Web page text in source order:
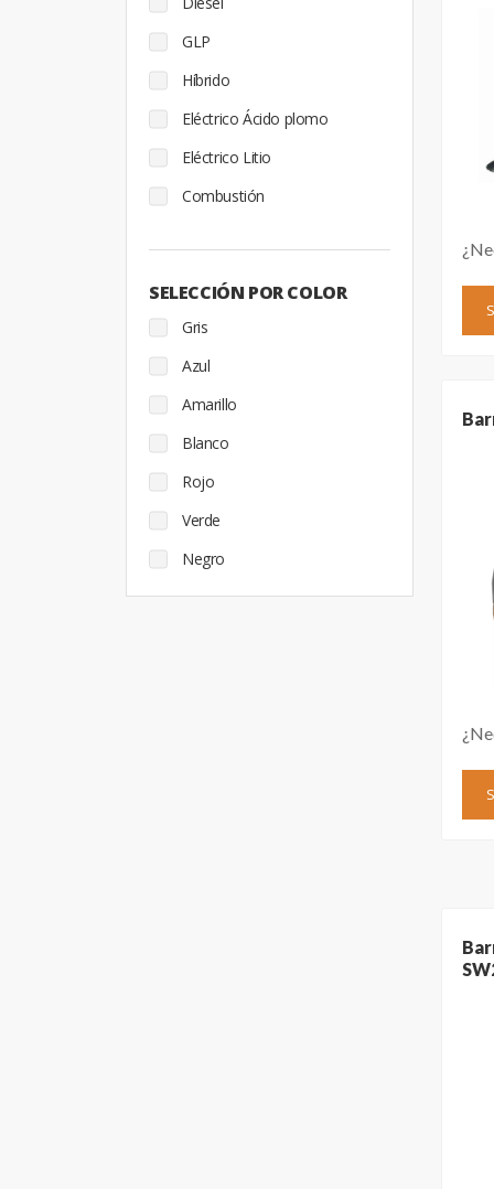
GLP
Híbrido
Eléctrico Ácido plomo
Eléctrico Litio
Combustión
SELECCIÓN POR COLOR
Gris
Azul
Amarillo
Blanco
Rojo
Verde
Negro